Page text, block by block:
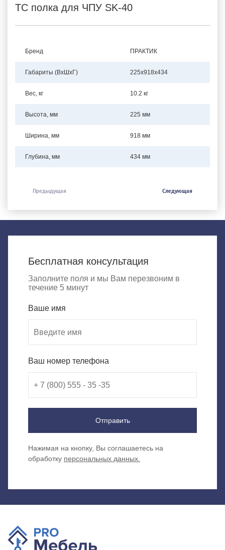
TC полка для ЧПУ SK-40
Бренд ПРАКТИК
Габариты (ВхШхГ) 225x918x434
Вес, кг 10.2 кг
Высота, мм 225 мм
Ширина, мм 918 мм
Глубина, мм 434 мм
Предыдущая Следующая
Бесплатная консультация
Заполните поля и мы Вам перезвоним в
течение 5 минут
Ваше имя
Ваш номер телефона
Нажимая на кнопку, Вы соглашаетесь на
обработку персональных данных.
Отправить